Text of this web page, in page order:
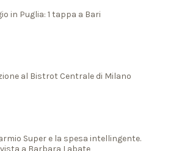
in Puglia: 1 tappa a Bari
al Bistrot Centrale di Milano
Super e la spesa intellingente.
a Barbara Labate